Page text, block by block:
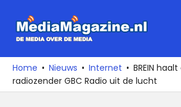
naar
media
over
de
Home Nieuws Internet
BREIN
radiozender GBC Radio uit de lucht